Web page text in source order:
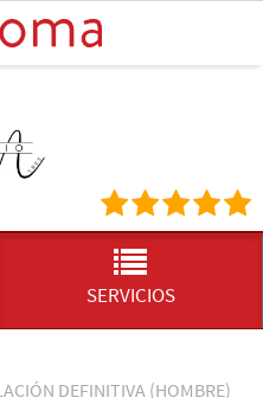
SERVICIOS
DEFINITIVA (HOMBRE)